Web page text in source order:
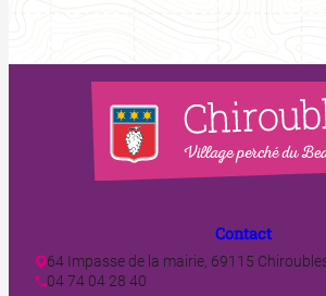
Contact
64 Impasse de la mairie, 69115
04 74 04 28 40